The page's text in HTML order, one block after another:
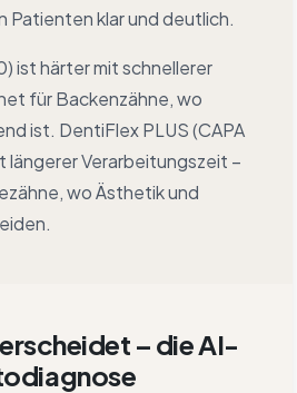
Patienten klar und deutlich.
ist härter mit schnellerer
für Backenzähne, wo
ist. DentiFlex PLUS (CAPA
längerer Verarbeitungszeit –
wo Ästhetik und
– die AI-